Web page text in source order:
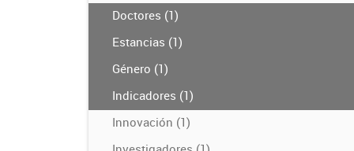
Doctores (1)
Estancias (1)
Género (1)
Indicadores (1)
Innovación (1)